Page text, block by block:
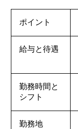
ポイント
給与と待遇
勤務時間と
シフト
勤務地